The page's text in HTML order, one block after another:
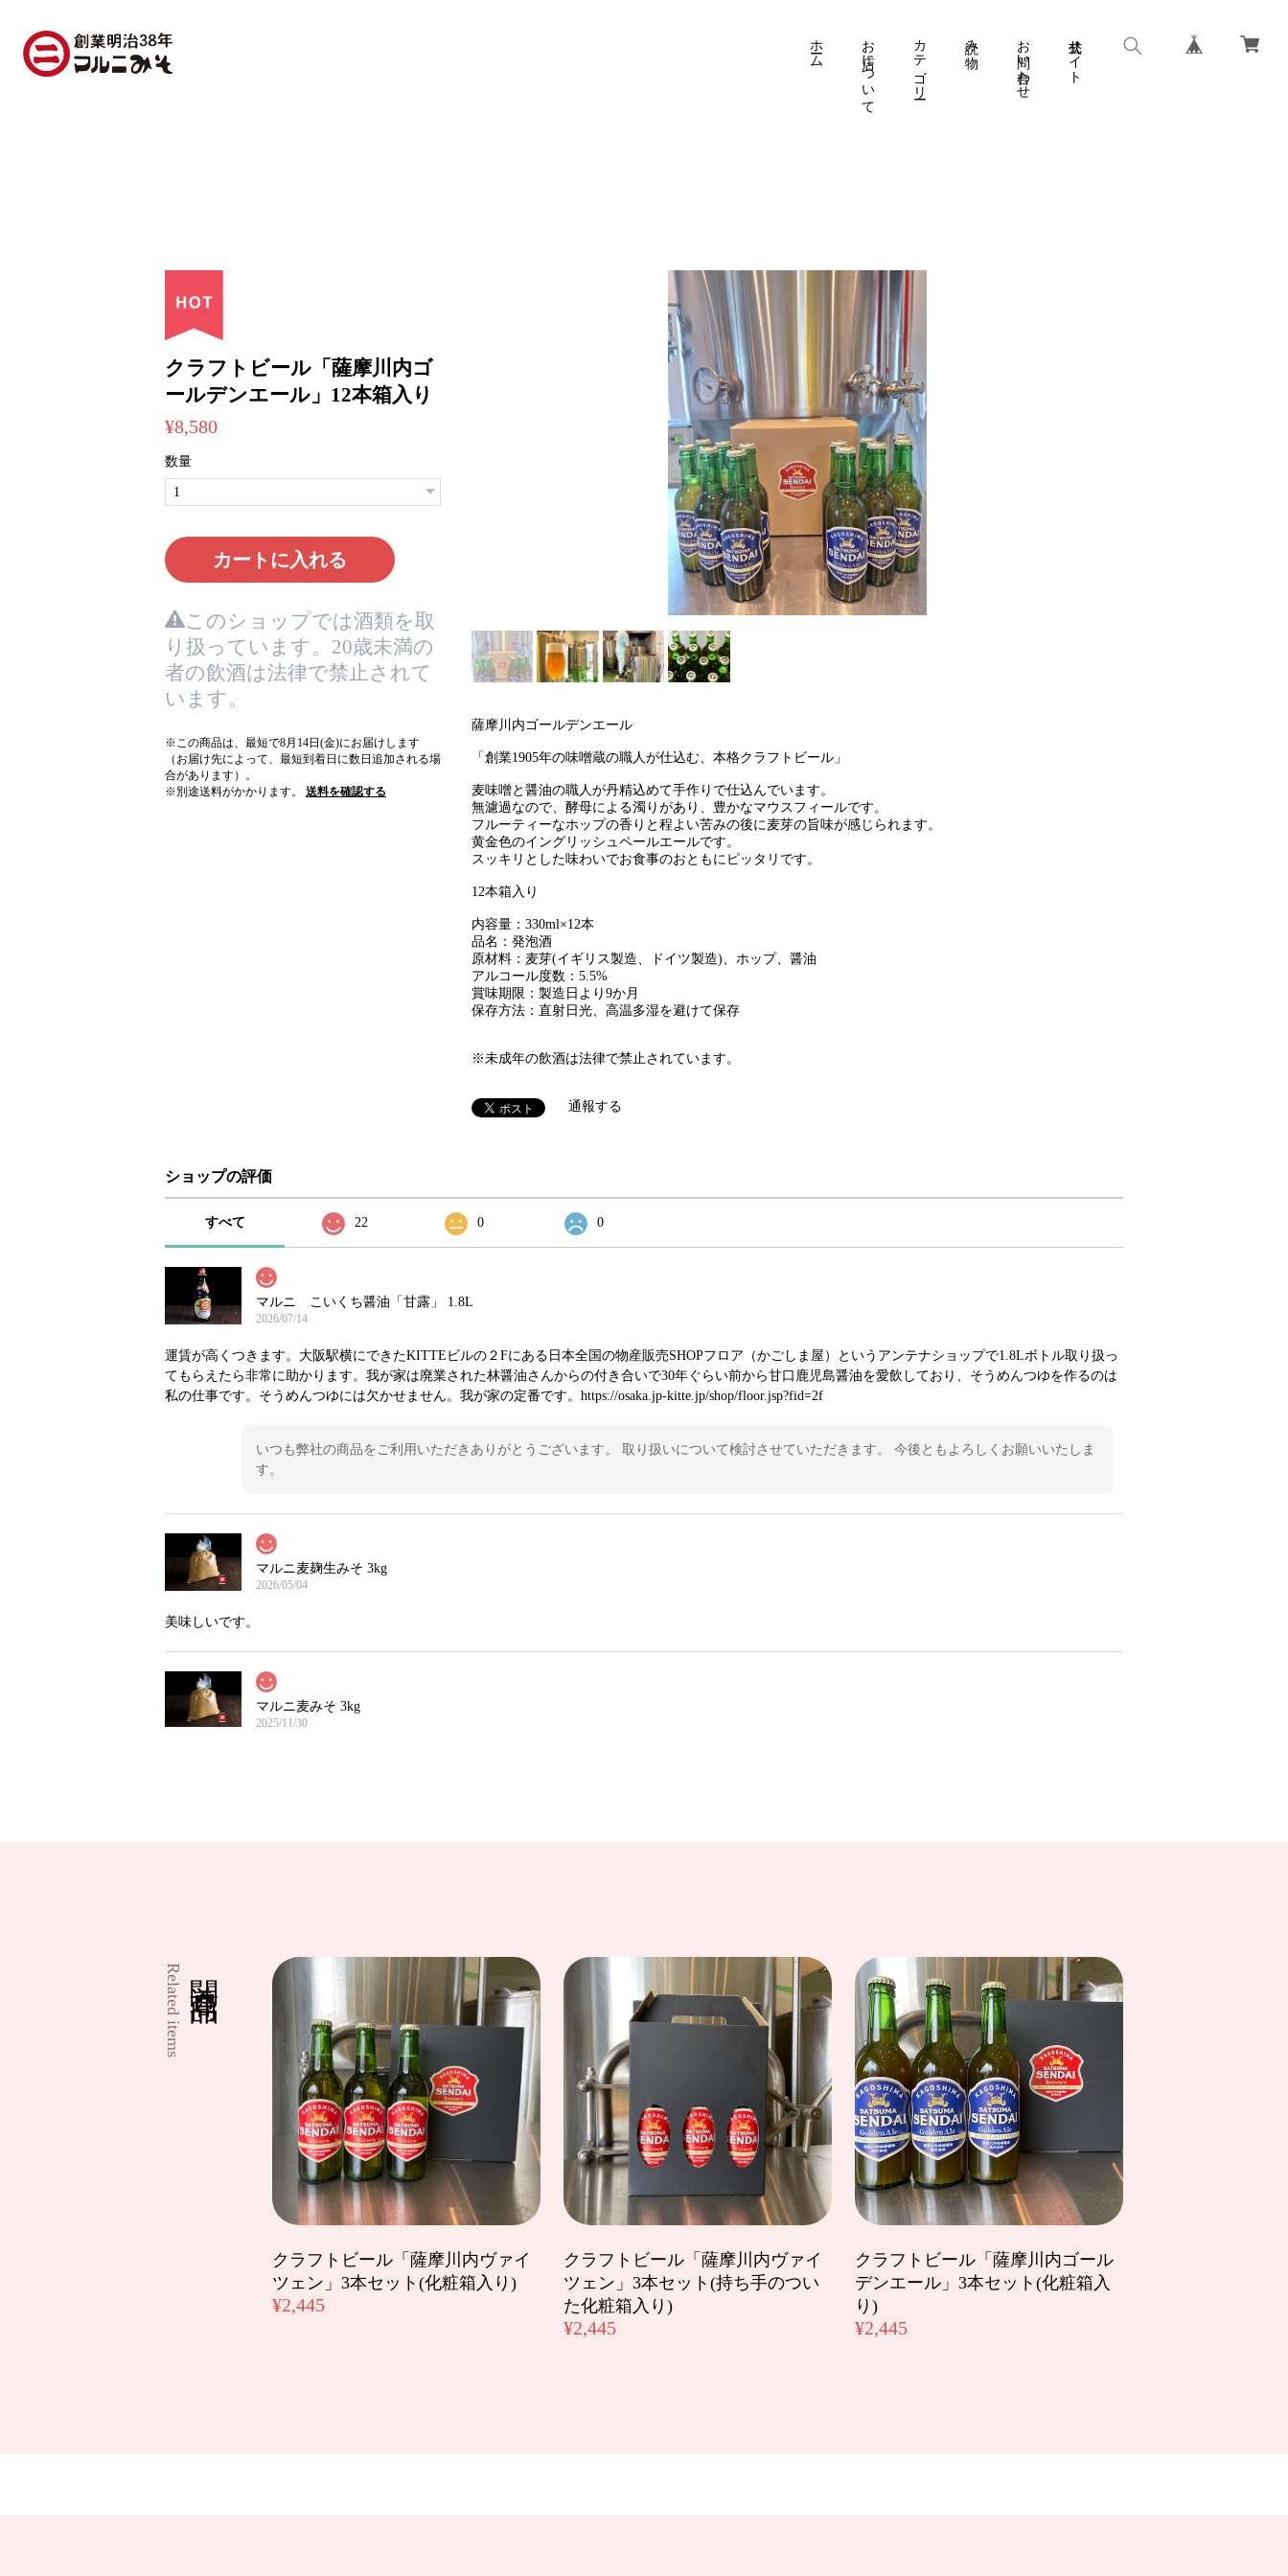
ホーム お店について カテゴリー 読み物 お問い合わせ 公式サイト
クラフトビール「薩摩川内ゴ
ールデンエール」12本箱入り
¥8,580
数量
カートに入れる
このショップでは酒類を取
り扱っています。20歳未満の
者の飲酒は法律で禁止されて
います。
※この商品は、最短で8月14日(金)にお届けします
（お届け先によって、最短到着日に数日追加される場
合があります）。
※別途送料がかかります。
送料を確認する
薩摩川内ゴールデンエール
「創業1905年の味噌蔵の職人が仕込む、本格クラフトビール」
麦味噌と醤油の職人が丹精込めて手作りで仕込んでいます。
無濾過なので、酵母による濁りがあり、豊かなマウスフィールです。
フルーティーなホップの香りと程よい苦みの後に麦芽の旨味が感じられます。
黄金色のイングリッシュペールエールです。
スッキリとした味わいでお食事のおともにピッタリです。
12本箱入り
内容量：330ml×12本
品名：発泡酒
原材料：麦芽(イギリス製造、ドイツ製造)、ホップ、醤油
アルコール度数：5.5%
賞味期限：製造日より9か月
保存方法：直射日光、高温多湿を避けて保存
※未成年の飲酒は法律で禁止されています。
通報する
ショップの評価
すべて 22 0 0
マルニ こいくち醤油「甘露」 1.8L
2026/07/14
運賃が高くつきます。大阪駅横にできたKITTEビルの２Fにある日本全国の物産販売SHOPフロア（かごしま屋）というアンテナショップで1.8Lボトル取り扱っ
てもらえたら非常に助かります。我が家は廃業された林醤油さんからの付き合いで30年ぐらい前から甘口鹿児島醤油を愛飲しており、そうめんつゆを作るのは
私の仕事です。そうめんつゆには欠かせません。我が家の定番です。https://osaka.jp-kitte.jp/shop/floor.jsp?fid=2f
いつも弊社の商品をご利用いただきありがとうございます。 取り扱いについて検討させていただきます。 今後ともよろしくお願いいたしま
す。
マルニ麦麹生みそ 3kg
2026/05/04
美味しいです。
マルニ麦みそ 3kg
2025/11/30
マルニ麦麹生みそ 3kg
マルニ こいくち醤油「甘露」 1L
2025/03/01
早い、対応ありがとうございます。 いつも、マルニ醤油楽しみにしています。
クラフトビール「薩摩川内ヴァイツェン」3本セット(化粧箱入り)
ゴールデンエールを頼んでいたのですが、残念ながら売り切れてしまい。。ヴァイツェンに変更して頂きました。変更も快くお受けくださり発送まで迅速に対
応頂きました。まだ飲めていないのですが、味噌屋さんで作っているビールということで、飲むのがとても楽しみです🍺ありがとうございました！！
Related items
クラフトビール「薩摩川内ヴァイ
ツェン」3本セット(化粧箱入り)
¥2,445
クラフトビール「薩摩川内ヴァイ
ツェン」3本セット(持ち手のつい
た化粧箱入り)
¥2,445
クラフトビール「薩摩川内ゴール
デンエール」3本セット(化粧箱入
り)
¥2,445